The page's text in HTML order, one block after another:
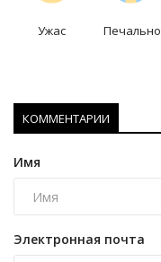
Ужас Печально
КОММЕНТАРИИ
Имя
Электронная почта